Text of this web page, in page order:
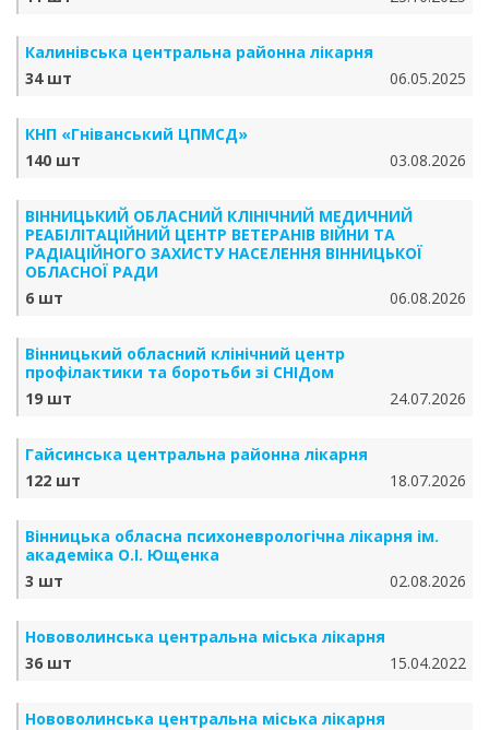
Калинівська центральна районна лікарня
34 шт
06.05.2025
КНП «Гніванський ЦПМСД»
140 шт
03.08.2026
ВІННИЦЬКИЙ ОБЛАСНИЙ КЛІНІЧНИЙ МЕДИЧНИЙ
РЕАБІЛІТАЦІЙНИЙ ЦЕНТР ВЕТЕРАНІВ ВІЙНИ ТА
РАДІАЦІЙНОГО ЗАХИСТУ НАСЕЛЕННЯ ВІННИЦЬКОЇ
ОБЛАСНОЇ РАДИ
6 шт
06.08.2026
Вінницький обласний клінічний центр
профілактики та боротьби зі СНІДом
19 шт
24.07.2026
Гайсинська центральна районна лікарня
122 шт
18.07.2026
Вінницька обласна психоневрологічна лікарня ім.
академіка О.І. Ющенка
3 шт
02.08.2026
Нововолинська центральна міська лікарня
36 шт
15.04.2022
Нововолинська центральна міська лікарня